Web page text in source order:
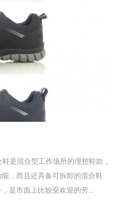
是混合型工作场所的理想鞋款，
，而且还具备可拆卸的混合鞋
是市面上比较受欢迎的劳...